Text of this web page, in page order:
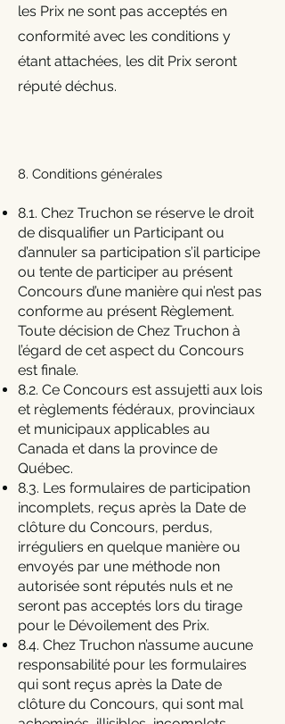
les Prix ne sont pas acceptés en
conformité avec les conditions y
étant attachées, les dit Prix seront
réputé déchus.
8. Conditions générales
8.1. Chez Truchon se réserve le droit
de disqualifier un Participant ou
d’annuler sa participation s’il participe
ou tente de participer au présent
Concours d’une manière qui n’est pas
conforme au présent Règlement.
Toute décision de Chez Truchon à
l’égard de cet aspect du Concours
est finale.
8.2. Ce Concours est assujetti aux lois
et règlements fédéraux, provinciaux
et municipaux applicables au
Canada et dans la province de
Québec.
8.3. Les formulaires de participation
incomplets, reçus après la Date de
clôture du Concours, perdus,
irréguliers en quelque manière ou
envoyés par une méthode non
autorisée sont réputés nuls et ne
seront pas acceptés lors du tirage
pour le Dévoilement des Prix.
8.4. Chez Truchon n’assume aucune
responsabilité pour les formulaires
qui sont reçus après la Date de
clôture du Concours, qui sont mal